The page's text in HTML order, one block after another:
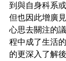
到與自身科系
但也因此增廣
心思去關注的
程中成了生活
的更深入了解